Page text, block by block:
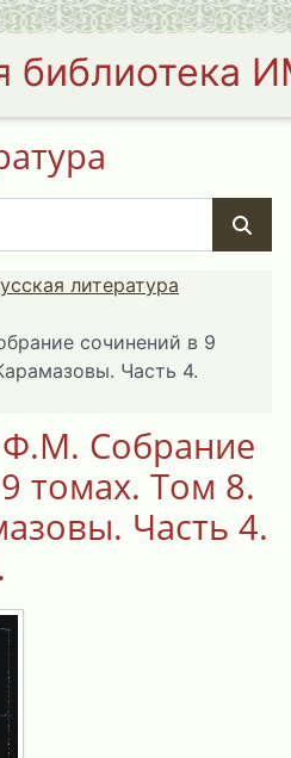
библиотека
литература
сочинений в 9
Часть 4.
Ф.М. Собрание
томах. Том 8.
Часть 4.